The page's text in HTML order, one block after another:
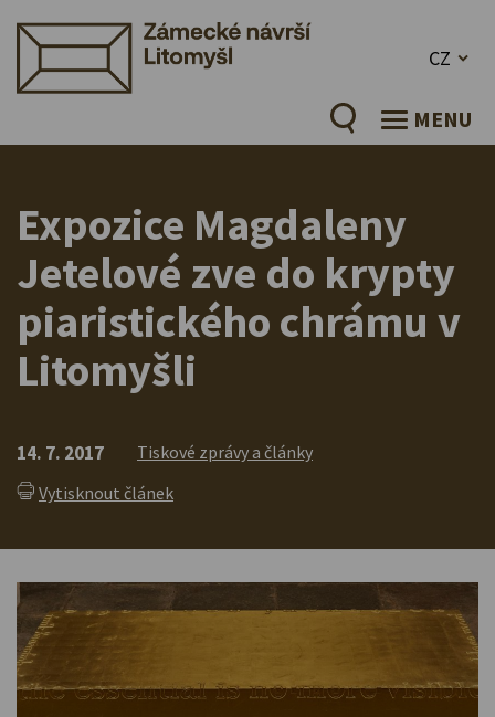
CZ
MENU
Expozice Magdaleny
Jetelové zve do krypty
piaristického chrámu v
Litomyšli
14. 7. 2017
Tiskové zprávy a články
Vytisknout článek